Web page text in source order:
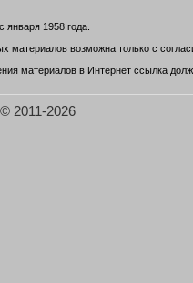
января 1958 года.
материалов возможна только с
материалов в Интернет ссылка
2011-2026